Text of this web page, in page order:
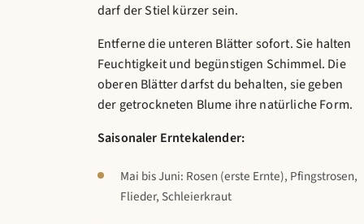
darf der Stiel kürzer sein.
Entferne die unteren Blätter sofort. Sie halten
Feuchtigkeit und begünstigen Schimmel. Die
oberen Blätter darfst du behalten, sie geben
der getrockneten Blume ihre natürliche Form.
Saisonaler Erntekalender:
Mai bis Juni: Rosen (erste Ernte), Pfingstrosen,
Flieder, Schleierkraut